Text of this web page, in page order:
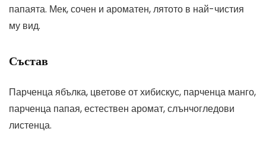
папаята. Мек, сочен и ароматен, лятото в най-чистия
му вид.
Състав
Парченца ябълка, цветове от хибискус, парченца манго,
парченца папая, естествен аромат, слънчогледови
листенца.